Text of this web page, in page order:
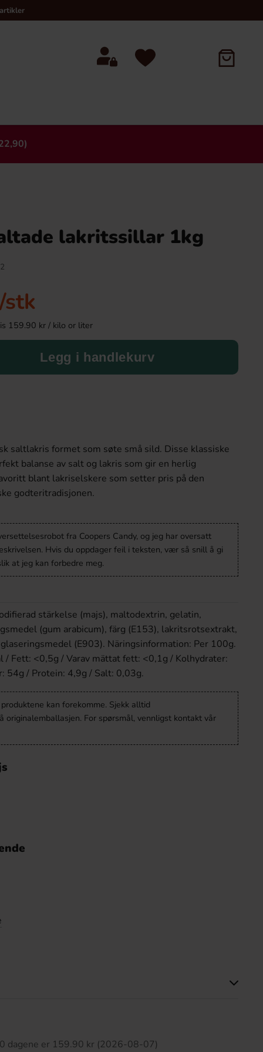
-15%
749.90 kr
Köp
38.90
lakritssillar 1kg
/stk
159.90 kr / kilo or liter
Legg i handlekurv
saltlakris formet som søte små sild. Disse klassiske
balanse av salt og lakris som gir en herlig
blant lakriselskere som setter pris på den
godteritradisjonen.
fra Coopers Candy, og jeg har oversatt
Hvis du oppdager feil i teksten, vær så snill å gi
at jeg kan forbedre meg.
stärkelse (majs), maltodextrin, gelatin,
(gum arabicum), färg (E153), lakritsrotsextrakt,
(E903). Näringsinformation: Per 100g.
/ Fett: <0,5g / Varav mättat fett: <0,1g / Kolhydrater:
54g / Protein: 4,9g / Salt: 0,03g.
kan forekomme. Sjekk alltid
originalemballasjen. For spørsmål, vennligst kontakt vår
dagene er 159.90 kr (2026-08-07)